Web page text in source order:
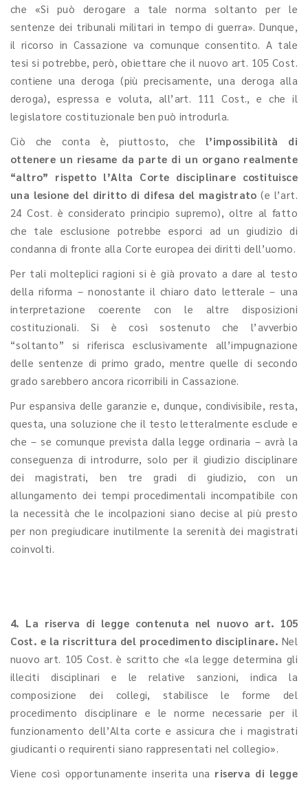
che «Si può derogare a tale norma soltanto per le
sentenze dei tribunali militari in tempo di guerra». Dunque,
il ricorso in Cassazione va comunque consentito. A tale
tesi si potrebbe, però, obiettare che il nuovo art. 105 Cost.
contiene una deroga (più precisamente, una deroga alla
deroga), espressa e voluta, all’art. 111 Cost., e che il
legislatore costituzionale ben può introdurla.
Ciò che conta è, piuttosto, che l’impossibilità di
ottenere un riesame da parte di un organo realmente
“altro” rispetto l’Alta Corte disciplinare costituisce
una lesione del diritto di difesa del magistrato(e l’art.
24 Cost. è considerato principio supremo), oltre al fatto
che tale esclusione potrebbe esporci ad un giudizio di
condanna di fronte alla Corte europea dei diritti dell’uomo.
Per tali molteplici ragioni si è già provato a dare al testo
della riforma – nonostante il chiaro dato letterale – una
interpretazione coerente con le altre disposizioni
costituzionali. Si è così sostenuto che l’avverbio
“soltanto” si riferisca esclusivamente all’impugnazione
delle sentenze di primo grado, mentre quelle di secondo
grado sarebbero ancora ricorribili in Cassazione.
Pur espansiva delle garanzie e, dunque, condivisibile, resta,
questa, una soluzione che il testo letteralmente esclude e
che – se comunque prevista dalla legge ordinaria – avrà la
conseguenza di introdurre, solo per il giudizio disciplinare
dei magistrati, ben tre gradi di giudizio, con un
allungamento dei tempi procedimentali incompatibile con
la necessità che le incolpazioni siano decise al più presto
per non pregiudicare inutilmente la serenità dei magistrati
coinvolti.
4. La riserva di legge contenuta nel nuovo art. 105
Cost. e la riscrittura del procedimento disciplinare. Nel
nuovo art. 105 Cost. è scritto che «la legge determina gli
illeciti disciplinari e le relative sanzioni, indica la
composizione dei collegi, stabilisce le forme del
procedimento disciplinare e le norme necessarie per il
funzionamento dell’Alta corte e assicura che i magistrati
giudicanti o requirenti siano rappresentati nel collegio».
Viene così opportunamente inserita una riserva di legge